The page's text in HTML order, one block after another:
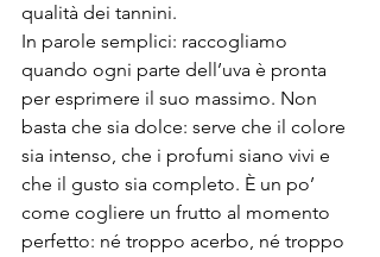
qualità dei tannini.
In parole semplici: raccogliamo
quando ogni parte dell’uva è pronta
per esprimere il suo massimo. Non
basta che sia dolce: serve che il colore
sia intenso, che i profumi siano vivi e
che il gusto sia completo. È un po’
come cogliere un frutto al momento
perfetto: né troppo acerbo, né troppo